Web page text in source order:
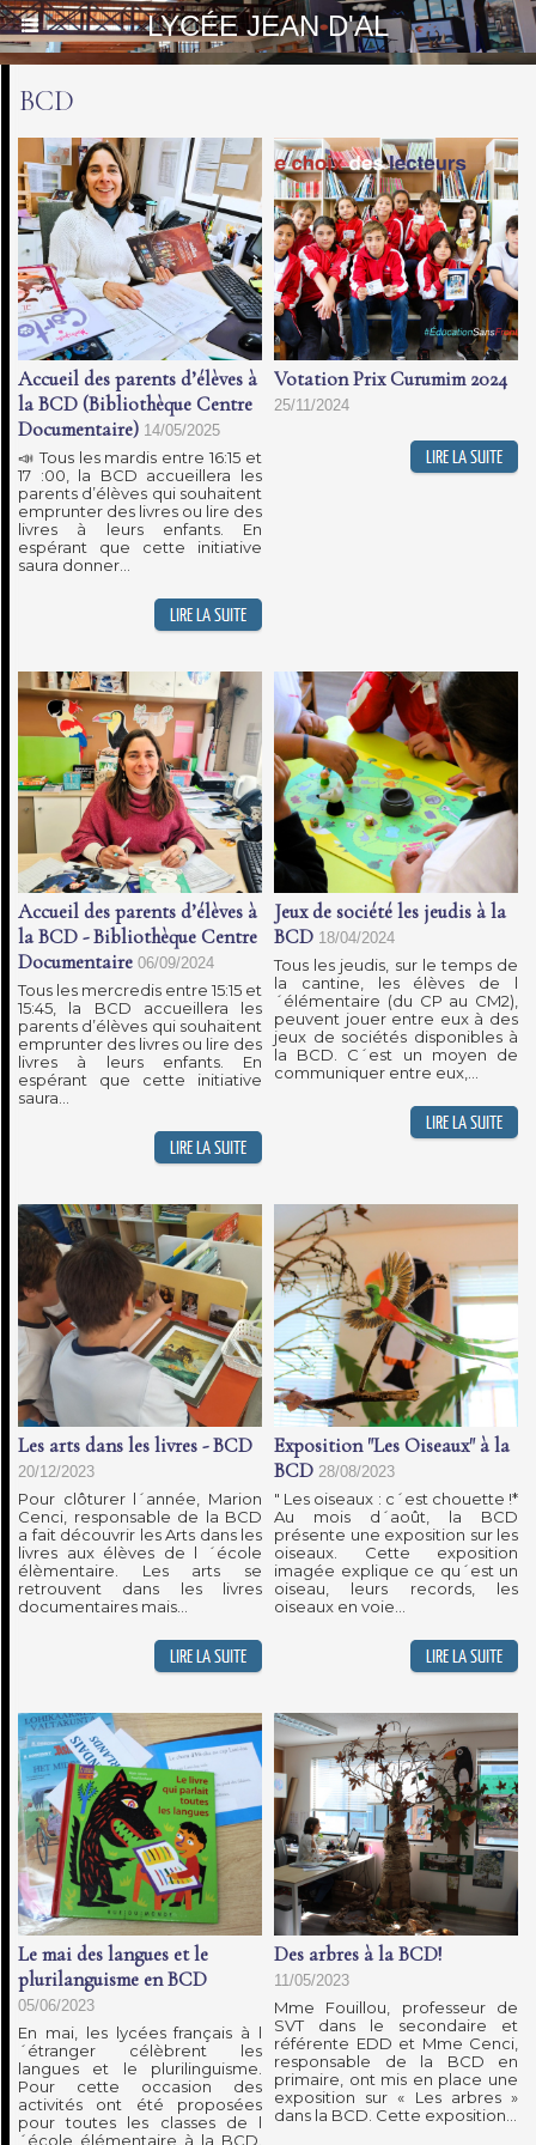
LYCÉE JEAN D'AL
BCD
Accueil des parents d’élèves à
la BCD (Bibliothèque Centre
Documentaire) 14/05/2025
📣 Tous les mardis entre 16:15 et
17 :00, la BCD accueillera les
parents d’élèves qui souhaitent
emprunter des livres ou lire des
livres à leurs enfants. En
espérant que cette initiative
saura donner...
Votation Prix Curumim 2024
25/11/2024
Accueil des parents d’élèves à
la BCD - Bibliothèque Centre
Documentaire 06/09/2024
Tous les mercredis entre 15:15 et
15:45, la BCD accueillera les
parents d’élèves qui souhaitent
emprunter des livres ou lire des
livres à leurs enfants. En
espérant que cette initiative
saura...
Jeux de société les jeudis à la
BCD 18/04/2024
Tous les jeudis, sur le temps de
la cantine, les élèves de l
´élémentaire (du CP au CM2),
peuvent jouer entre eux à des
jeux de sociétés disponibles à
la BCD. C´est un moyen de
communiquer entre eux,...
Les arts dans les livres - BCD
20/12/2023
Pour clôturer l´année, Marion
Cenci, responsable de la BCD
a fait découvrir les Arts dans les
livres aux élèves de l ´école
élèmentaire. Les arts se
retrouvent dans les livres
documentaires mais...
Exposition "Les Oiseaux" à la
BCD 28/08/2023
" Les oiseaux : c´est chouette !*
Au mois d´août, la BCD
présente une exposition sur les
oiseaux. Cette exposition
imagée explique ce qu´est un
oiseau, leurs records, les
oiseaux en voie...
Le mai des langues et le
plurilanguisme en BCD
05/06/2023
En mai, les lycées français à l
´étranger célèbrent les
langues et le plurilinguisme.
Pour cette occasion des
activités ont été proposées
pour toutes les classes de l
´école élémentaire à la BCD.
Des arbres à la BCD!
11/05/2023
Mme Fouillou, professeur de
SVT dans le secondaire et
référente EDD et Mme Cenci,
responsable de la BCD en
primaire, ont mis en place une
exposition sur « Les arbres »
dans la BCD. Cette exposition...